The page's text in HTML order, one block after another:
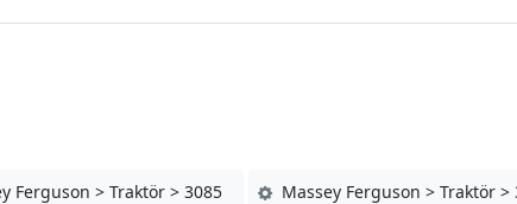
Ferguson > Traktör > 3085 Massey Ferguson > Traktör >